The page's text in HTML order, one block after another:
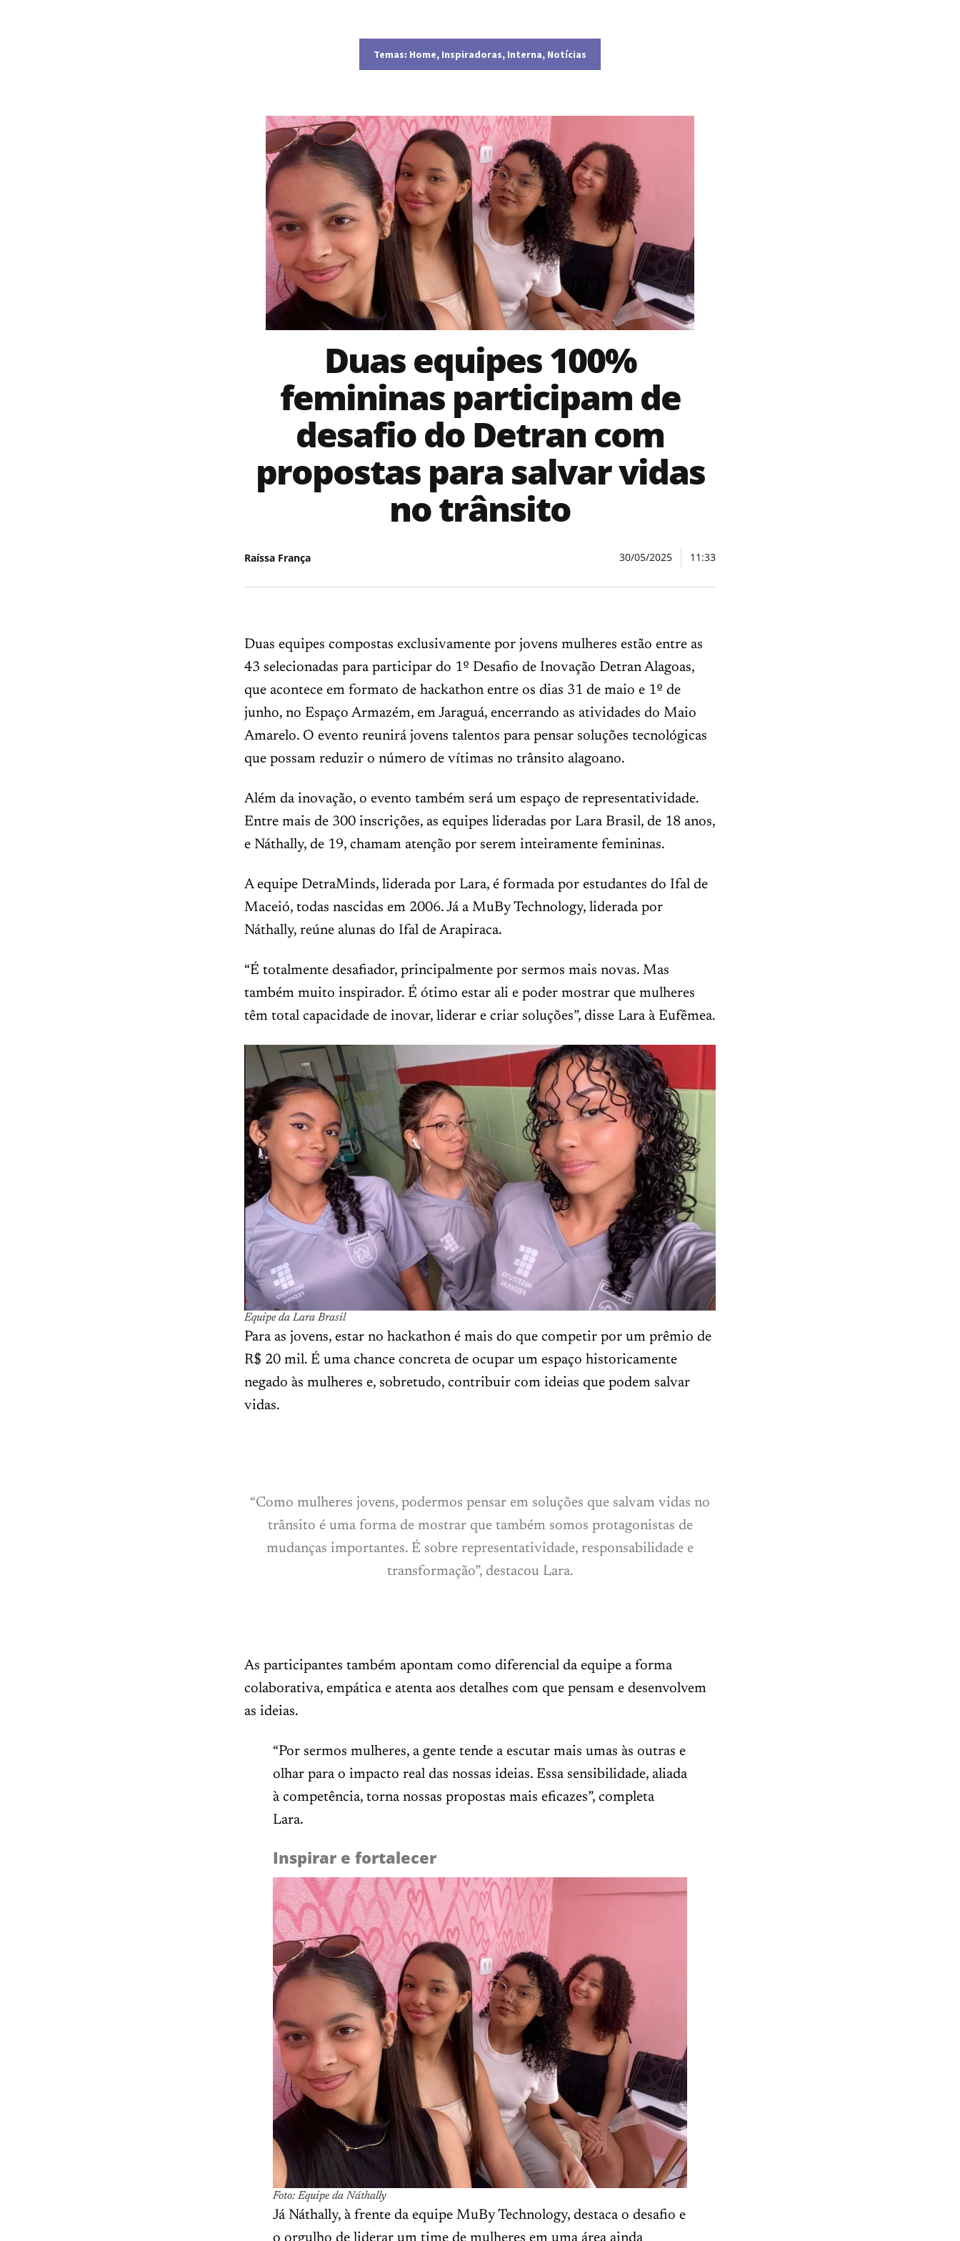
Temas: Home, Inspiradoras, Interna, Notícias
Duas equipes 100%
femininas participam de
desafio do Detran com
propostas para salvar vidas
no trânsito
Raíssa França 30/05/2025 11:33
Duas equipes compostas exclusivamente por jovens mulheres estão entre as
43 selecionadas para participar do 1º Desafio de Inovação Detran Alagoas,
que acontece em formato de hackathon entre os dias 31 de maio e 1º de
junho, no Espaço Armazém, em Jaraguá, encerrando as atividades do Maio
Amarelo. O evento reunirá jovens talentos para pensar soluções tecnológicas
que possam reduzir o número de vítimas no trânsito alagoano.
Além da inovação, o evento também será um espaço de representatividade.
Entre mais de 300 inscrições, as equipes lideradas por Lara Brasil, de 18 anos,
e Náthally, de 19, chamam atenção por serem inteiramente femininas.
A equipe DetraMinds, liderada por Lara, é formada por estudantes do Ifal de
Maceió, todas nascidas em 2006. Já a MuBy Technology, liderada por
Náthally, reúne alunas do Ifal de Arapiraca.
“É totalmente desafiador, principalmente por sermos mais novas. Mas
também muito inspirador. É ótimo estar ali e poder mostrar que mulheres
têm total capacidade de inovar, liderar e criar soluções”, disse Lara à Eufêmea.
Equipe da Lara Brasil
Para as jovens, estar no hackathon é mais do que competir por um prêmio de
R$ 20 mil. É uma chance concreta de ocupar um espaço historicamente
negado às mulheres e, sobretudo, contribuir com ideias que podem salvar
vidas.
“Como mulheres jovens, podermos pensar em soluções que salvam vidas no
trânsito é uma forma de mostrar que também somos protagonistas de
mudanças importantes. É sobre representatividade, responsabilidade e
transformação”, destacou Lara.
As participantes também apontam como diferencial da equipe a forma
colaborativa, empática e atenta aos detalhes com que pensam e desenvolvem
as ideias.
“Por sermos mulheres, a gente tende a escutar mais umas às outras e
olhar para o impacto real das nossas ideias. Essa sensibilidade, aliada
à competência, torna nossas propostas mais eficazes”, completa
Lara.
Inspirar e fortalecer
Foto: Equipe da Náthally
Já Náthally, à frente da equipe MuBy Technology, destaca o desafio e